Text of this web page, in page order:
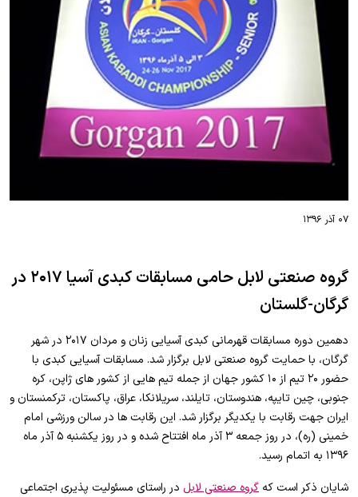
۰۷ آذر ۱۳۹۶
گروه صنعتی لابل حامی مسابقات کبدی آسیا ۲۰۱۷ در
گرگان-گلستان
دهمین دوره مسابقات قهرمانی کبدی آسیایی زنان و مردان ۲۰۱۷ در شهر
گرگان، با حمایت گروه صنعتی لابل برگزار شد. مسابقات آسیایی کبدی با
حضور ۲۰ تیم از ۱۰ کشور جهان از جمله تیم هایی از کشور های ژاپن، کره
جنوبی، چین تایپه، هندوستان، تایلند، سریلانکا، عراق، پاکستان، ترکمنستان و
ایران جهت رقابت با یکدیگر برگزار شد. این رقابت ها در سالن ورزشی امام
خمینی (ره)، در روز جمعه ۳ آذر ماه افتتاح شده و در روز یکشنبه ۵ آذر ماه
۱۳۹۶ به اتمام رسید.
شایان ذکر است که گروه صنعتی لابل در راستای مسئولیت پذیری اجتماعی